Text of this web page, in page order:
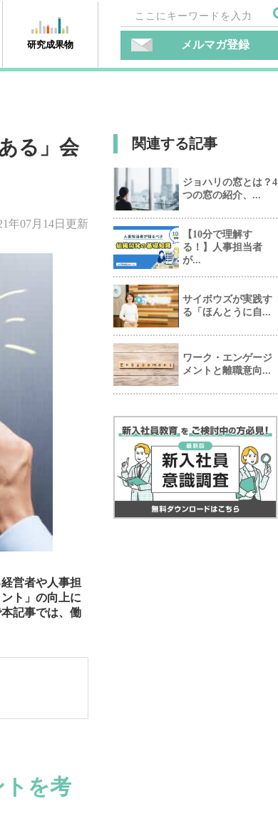
研究成果物 メルマガ登録
る」会
年07月14日更新
営者や人事担
ト」の向上に
記事では、働
トを考
関連する記事
ジョハリの窓とは？4
つの窓の紹介、...
【10分で理解す
る！】人事担当者
が...
サイボウズが実践す
る「ほんとうに自...
ワーク・エンゲージ
メントと離職意向...